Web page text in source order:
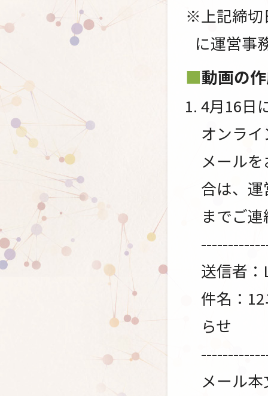
※上記締切
に運営事
動画の
4月16日
オンラ
メール
合は、
までご
送信者
件名：
らせ
メール